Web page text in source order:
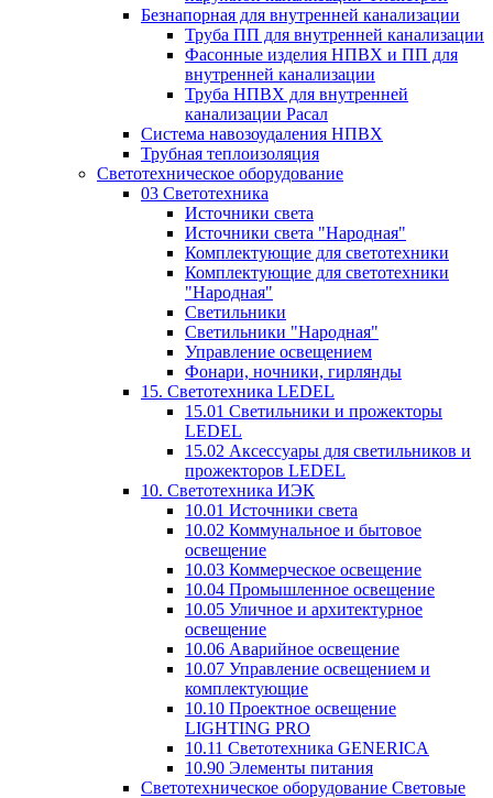
Безнапорная для внутренней канализации
Труба ПП для внутренней канализации
Фасонные изделия НПВХ и ПП для
внутренней канализации
Труба НПВХ для внутренней
канализации Расал
Система навозоудаления НПВХ
Трубная теплоизоляция
Светотехническое оборудование
03 Светотехника
Источники света
Источники света "Народная"
Комплектующие для светотехники
Комплектующие для светотехники
"Народная"
Светильники
Светильники "Народная"
Управление освещением
Фонари, ночники, гирлянды
15. Светотехника LEDEL
15.01 Светильники и прожекторы
LEDEL
15.02 Аксессуары для светильников и
прожекторов LEDEL
10. Светотехника ИЭК
10.01 Источники света
10.02 Коммунальное и бытовое
освещение
10.03 Коммерческое освещение
10.04 Промышленное освещение
10.05 Уличное и архитектурное
освещение
10.06 Аварийное освещение
10.07 Управление освещением и
комплектующие
10.10 Проектное освещение
LIGHTING PRO
10.11 Светотехника GENERICA
10.90 Элементы питания
Светотехническое оборудование Световые